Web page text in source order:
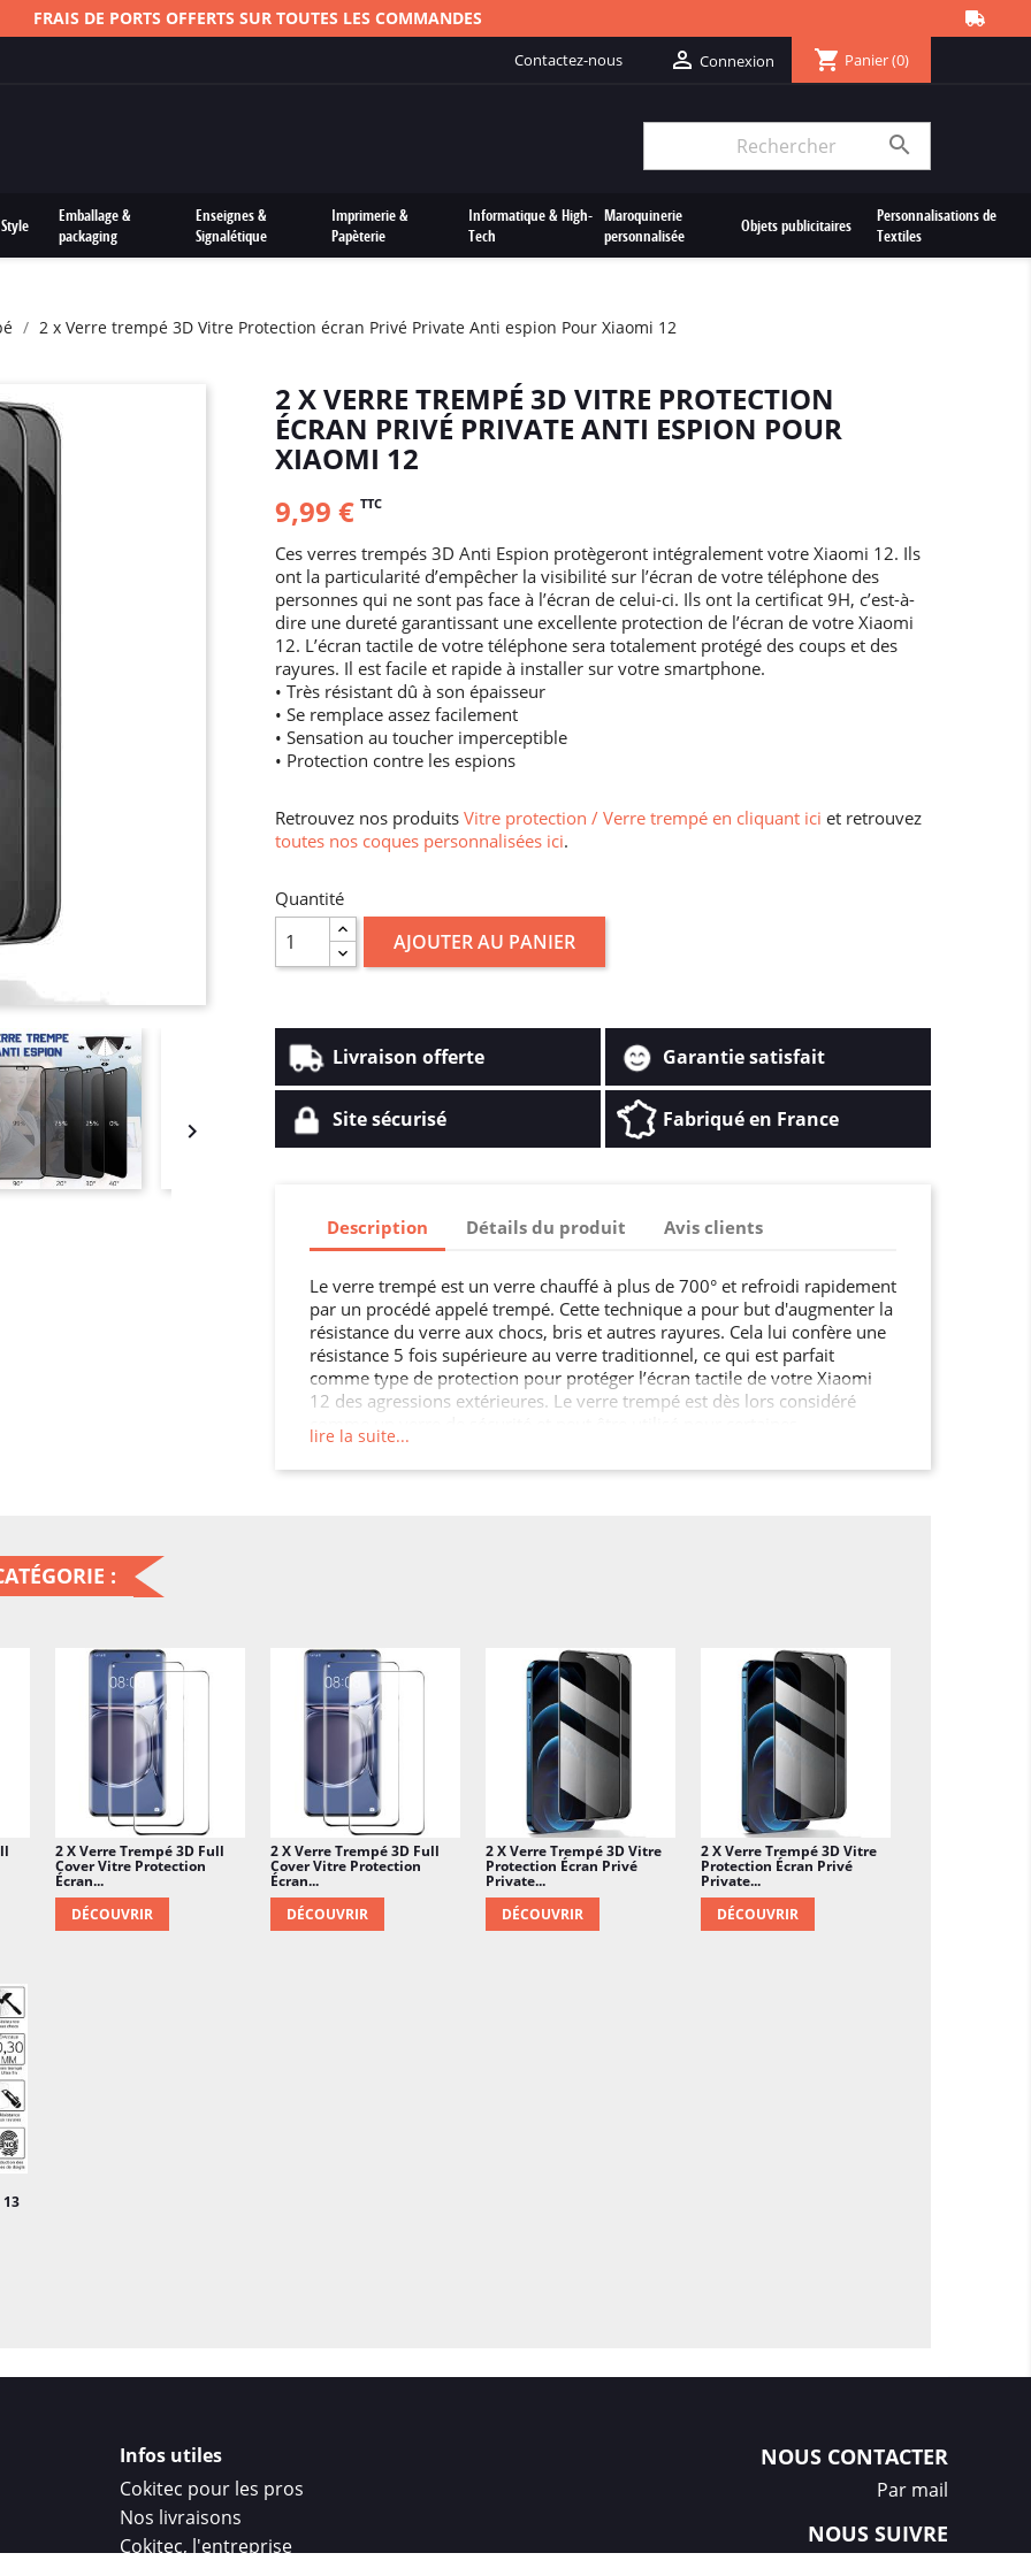
FRAIS DE PORTS OFFERTS SUR TOUTES LES COMMANDES
Contactez-nous  Connexion shopping_cart Panier(0)

Emballage &
packaging
Enseignes &
Signalétique
Imprimerie &
Papèterie
Informatique & High-
Tech
Maroquinerie
personnalisée
Objets publicitaires
Personnalisations de
Textiles
2 x Verre trempé 3D Vitre Protection écran Privé Private Anti espion Pour Xiaomi 12

2 X VERRE TREMPÉ 3D VITRE PROTECTION
ÉCRAN PRIVÉ PRIVATE ANTI ESPION POUR
XIAOMI 12
9,99 € TTC
Ces verres trempés 3D Anti Espion protègeront intégralement votre Xiaomi 12. Ils
ont la particularité d’empêcher la visibilité sur l’écran de votre téléphone des
personnes qui ne sont pas face à l’écran de celui-ci. Ils ont la certificat 9H, c’est-à-
dire une dureté garantissant une excellente protection de l’écran de votre Xiaomi
12. L’écran tactile de votre téléphone sera totalement protégé des coups et des
rayures. Il est facile et rapide à installer sur votre smartphone.
• Très résistant dû à son épaisseur
• Se remplace assez facilement
• Sensation au toucher imperceptible
• Protection contre les espions
Retrouvez nos produits Vitre protection / Verre trempé en cliquant ici et retrouvez
toutes nos coques personnalisées ici.
Quantité
AJOUTER AU PANIER
Livraison offerte Garantie satisfait
Site sécurisé Fabriqué en France
Description Détails du produit Avis clients
Le verre trempé est un verre chauffé à plus de 700° et refroidi rapidement
par un procédé appelé trempé. Cette technique a pour but d'augmenter la
résistance du verre aux chocs, bris et autres rayures. Cela lui confère une
résistance 5 fois supérieure au verre traditionnel, ce qui est parfait
comme type de protection pour protéger l’écran tactile de votre Xiaomi
12 des agressions extérieures. Le verre trempé est dès lors considéré
applications comme pour un écran de smartphone, une paroi de douche,
une cloison, une crédence de cuisine, ou encore le mobilier urbain, les
lire la suite...
:
2 X Verre Trempé 3D Full
Cover Vitre Protection
Écran...
DÉCOUVRIR
2 X Verre Trempé 3D Full
Cover Vitre Protection
Écran...
DÉCOUVRIR
2 X Verre Trempé 3D Vitre
Protection Écran Privé
Private...
DÉCOUVRIR
2 X Verre Trempé 3D Vitre
Protection Écran Privé
Private...
DÉCOUVRIR
Infos utiles
Cokitec pour les pros
Nos livraisons
Cokitec, l'entreprise
NOUS CONTACTER
Par mail
NOUS SUIVRE